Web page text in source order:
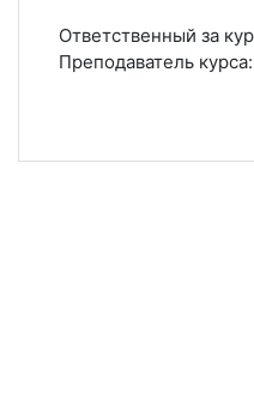
Ответственный за
Преподаватель курса: